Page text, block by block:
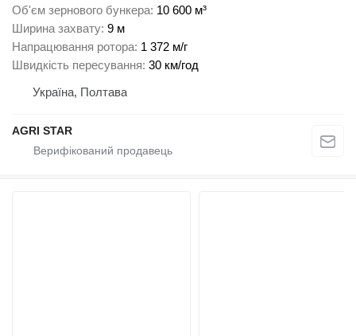
Об'єм зернового бункера 10 600 м³
Ширина захвату 9 м
Напрацювання ротора 1 372 м/г
Швидкість пересування 30 км/год
Україна, Полтава
AGRI STAR